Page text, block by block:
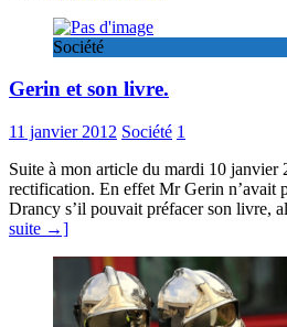
Société
Gerin et son livre.
11 janvier 2012 Société 1
Suite à mon article du mardi 10 janvier
rectification. En effet Mr Gerin n’avait
Drancy s’il pouvait préfacer son livre,
suite →]